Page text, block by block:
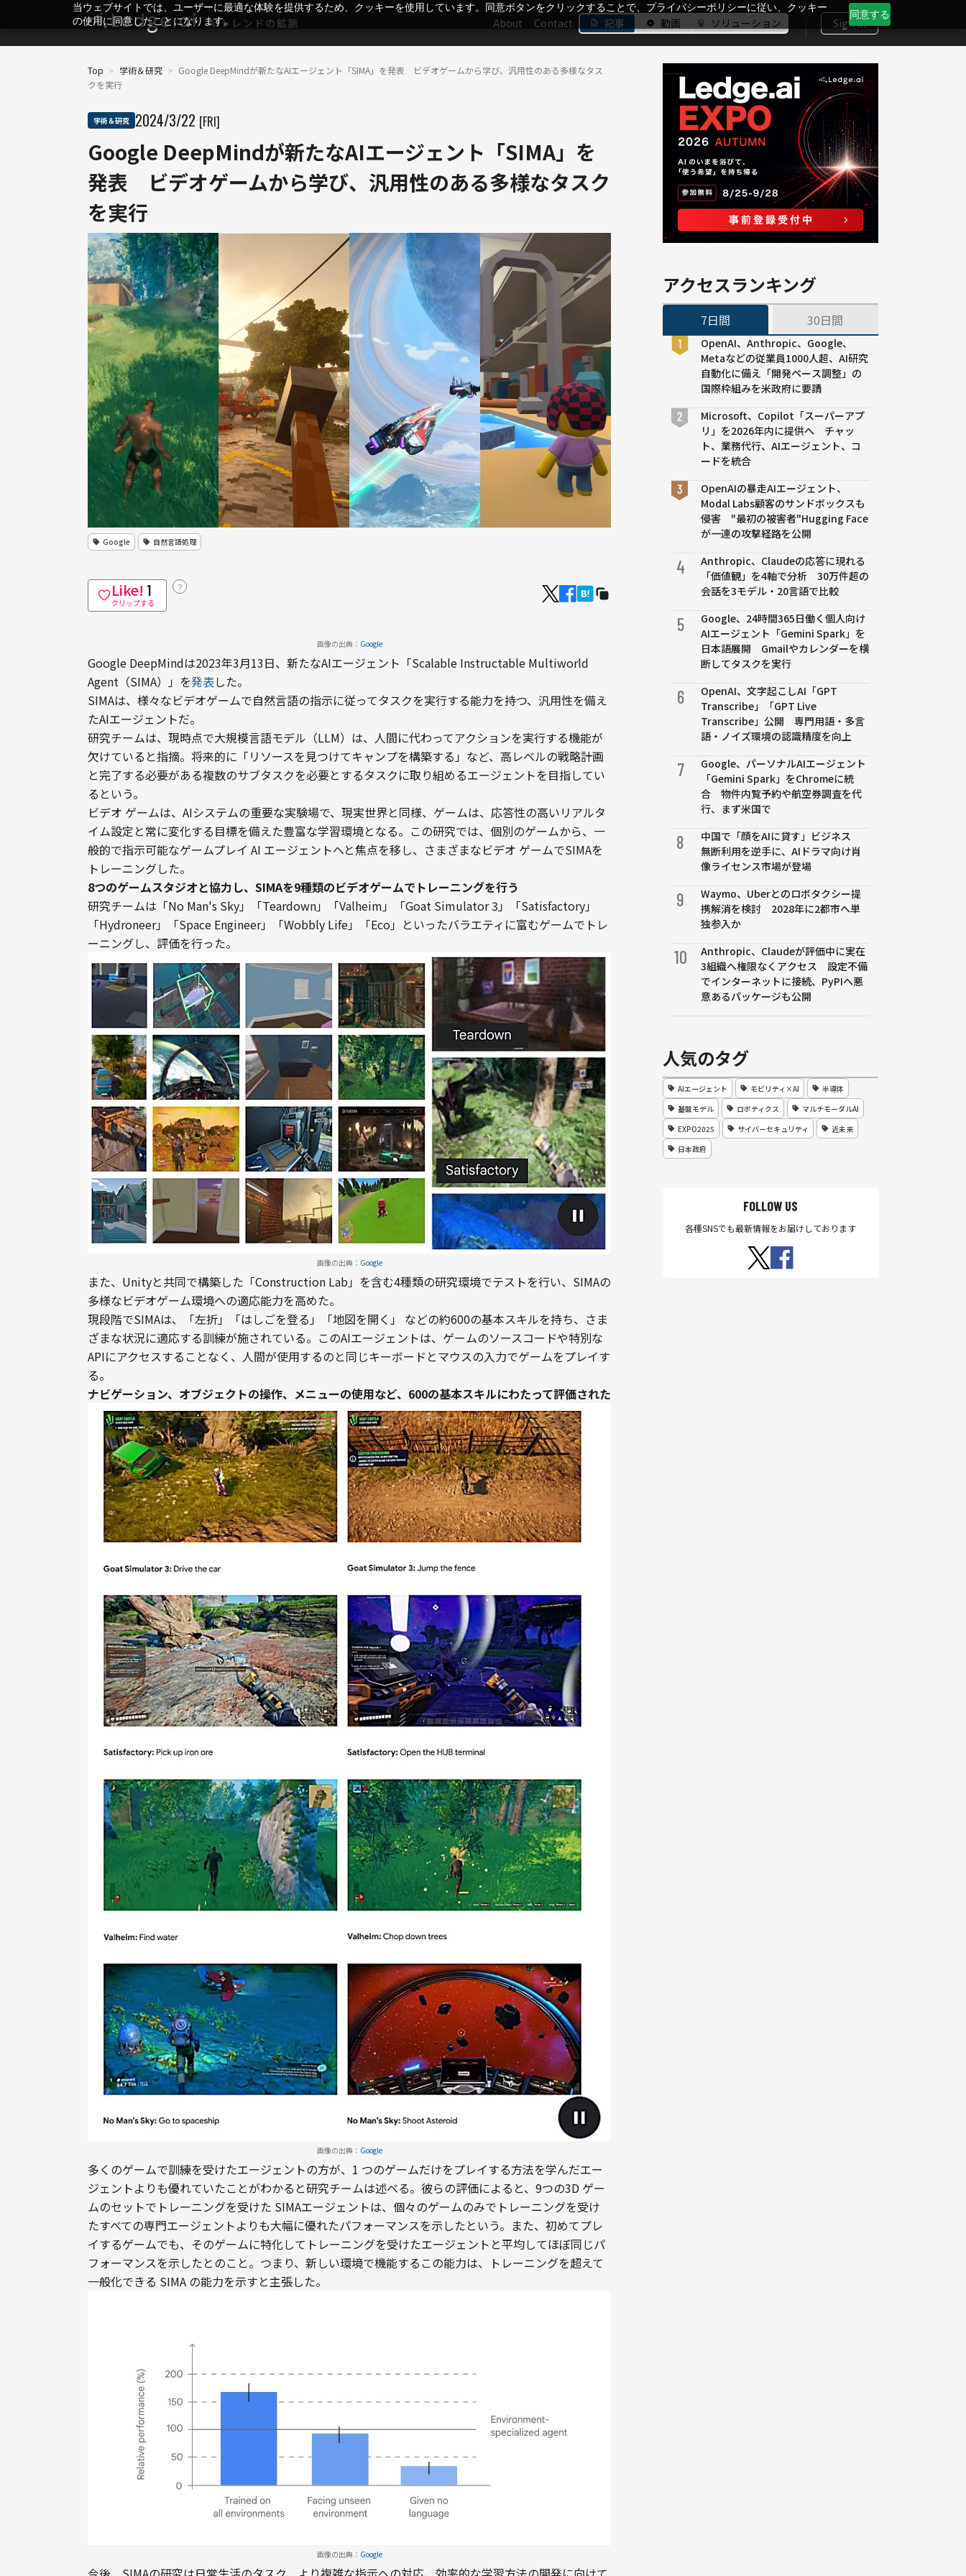
当ウェブサイトでは、ユーザーに最適な体験を提供するため、クッキーを使用しています。同意ボタンをクリックすることで、プライバシーポリシーに従い、クッキー
の使用に同意したことになります。
同意する
About Contact 記事 動画 ソリューション Sign In
Top > 学術＆研究 > Google DeepMindが新たなAIエージェント「SIMA」を発表 ビデオゲームから学び、汎用性のある多様なタス
クを実行
学術＆研究 2024/3/22 [FRI]
Google DeepMindが新たなAIエージェント「SIMA」を
発表 ビデオゲームから学び、汎用性のある多様なタスク
を実行
Google 自然言語処理
Like! 1
クリップする
？
画像の出典： Google
Google DeepMindは2023年3月13日、新たなAIエージェント「Scalable Instructable Multiworld
Agent（SIMA）」を発表した。
SIMAは、様々なビデオゲームで自然言語の指示に従ってタスクを実行する能力を持つ、汎用性を備え
たAIエージェントだ。
研究チームは、現時点で大規模言語モデル（LLM）は、人間に代わってアクションを実行する機能が
欠けていると指摘。将来的に「リソースを見つけてキャンプを構築する」など、高レベルの戦略計画
と完了する必要がある複数のサブタスクを必要とするタスクに取り組めるエージェントを目指してい
るという。
ビデオ ゲームは、AIシステムの重要な実験場で、現実世界と同様、ゲームは、応答性の高いリアルタ
イム設定と常に変化する目標を備えた豊富な学習環境となる。この研究では、個別のゲームから、一
般的で指示可能なゲームプレイ AI エージェントへと焦点を移し、さまざまなビデオ ゲームでSIMAを
トレーニングした。
8つのゲームスタジオと協力し、SIMAを9種類のビデオゲームでトレーニングを行う
研究チームは「No Man's Sky」「Teardown」「Valheim」「Goat Simulator 3」「Satisfactory」
「Hydroneer」「Space Engineer」「Wobbly Life」「Eco」といったバラエティに富むゲームでトレ
画像の出典： Google
また、Unityと共同で構築した「Construction Lab」を含む4種類の研究環境でテストを行い、SIMAの
多様なビデオゲーム環境への適応能力を高めた。
現段階でSIMAは、「左折」「はしごを登る」「地図を開く」 などの約600の基本スキルを持ち、さま
ざまな状況に適応する訓練が施されている。このAIエージェントは、ゲームのソースコードや特別な
APIにアクセスすることなく、人間が使用するのと同じキーボードとマウスの入力でゲームをプレイす
る。
ナビゲーション、オブジェクトの操作、メニューの使用など、600の基本スキルにわたって評価された
画像の出典： Google
多くのゲームで訓練を受けたエージェントの方が、1 つのゲームだけをプレイする方法を学んだエー
ジェントよりも優れていたことがわかると研究チームは述べる。彼らの評価によると、9つの3D ゲー
ムのセットでトレーニングを受けた SIMAエージェントは、個々のゲームのみでトレーニングを受け
たすべての専門エージェントよりも大幅に優れたパフォーマンスを示したという。また、初めてプレ
イするゲームでも、そのゲームに特化してトレーニングを受けたエージェントと平均してほぼ同じパ
フォーマンスを示したとのこと。つまり、新しい環境で機能するこの能力は、トレーニングを超えて
画像の出典： Google
アクセスランキング
7日間 30日間
OpenAI、Anthropic、Google、
Metaなどの従業員1000人超、AI研究
自動化に備え「開発ペース調整」の
国際枠組みを米政府に要請
Microsoft、Copilot「スーパーアプ
リ」を2026年内に提供へ チャッ
ト、業務代行、AIエージェント、コ
ードを統合
OpenAIの暴走AIエージェント、
Modal Labs顧客のサンドボックスも
侵害 "最初の被害者"Hugging Face
が一連の攻撃経路を公開
4
Anthropic、Claudeの応答に現れる
「価値観」を4軸で分析 30万件超の
会話を3モデル・20言語で比較
5
Google、24時間365日働く個人向け
AIエージェント「Gemini Spark」を
日本語展開 Gmailやカレンダーを横
断してタスクを実行
6
OpenAI、文字起こしAI「GPT
Transcribe」「GPT Live
Transcribe」公開 専門用語・多言
語・ノイズ環境の認識精度を向上
7
Google、パーソナルAIエージェント
「Gemini Spark」をChromeに統
合 物件内覧予約や航空券調査を代
行、まず米国で
8
中国で「顔をAIに貸す」ビジネス
無断利用を逆手に、AIドラマ向け肖
像ライセンス市場が登場
9
Waymo、Uberとのロボタクシー提
携解消を検討 2028年に2都市へ単
独参入か
10
Anthropic、Claudeが評価中に実在
3組織へ権限なくアクセス 設定不備
でインターネットに接続、PyPIへ悪
意あるパッケージも公開
人気のタグ
AIエージェント モビリティ×AI
半導体
基盤モデル
ロボティクス
マルチモーダルAI
EXPO2025
サイバーセキュリティ
近未来
日本政府
FOLLOW US
各種SNSでも最新情報をお届けしております